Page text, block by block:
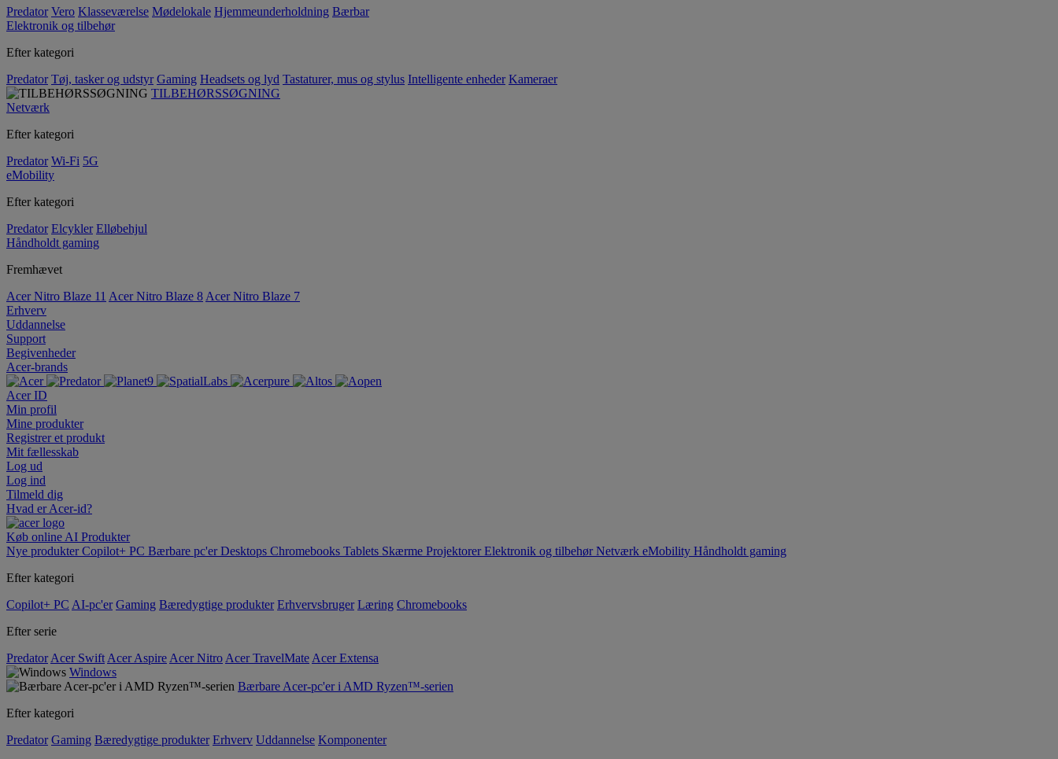
Predator Vero Klasseværelse Mødelokale Hjemmeunderholdning Bærbar
Elektronik og tilbehør
Efter kategori
Predator Tøj, tasker og udstyr Gaming Headsets og lyd Tastaturer, mus og stylus Intelligente enheder Kameraer
TILBEHØRSSØGNING
Netværk
Efter kategori
Predator Wi-Fi 5G
eMobility
Efter kategori
Predator Elcykler Elløbehjul
Håndholdt gaming
Fremhævet
Acer Nitro Blaze 11 Acer Nitro Blaze 8 Acer Nitro Blaze 7
Erhverv
Uddannelse
Support
Begivenheder
Acer-brands
Acer ID
Min profil
Mine produkter
Registrer et produkt
Mit fællesskab
Log ud
Log ind
Tilmeld dig
Hvad er Acer-id?
Køb online AI Produkter
Nye produkterCopilot+ PC Bærbare pc'erDesktops Chromebooks Tablets Skærme ProjektorerElektronik og tilbehørNetværk eMobility Håndholdt gaming
Efter kategori
Copilot+ PC AI-pc'er Gaming Bæredygtige produkter Erhvervsbruger Læring Chromebooks
Efter serie
Predator Acer Swift Acer Aspire Acer Nitro Acer TravelMate Acer Extensa
Windows
Bærbare Acer-pc'er i AMD Ryzen™-serien
Efter kategori
Predator Gaming Bæredygtige produkter Erhverv Uddannelse Komponenter